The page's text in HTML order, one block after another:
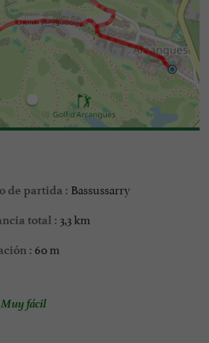
de partida : Bassussarry
total : 3,3 km
: 60 m
Muy fácil